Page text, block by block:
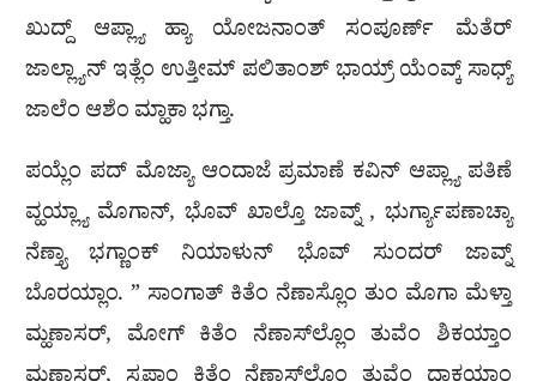
ಖುದ್ದ್ ಆಪ್ಲ್ಯಾ ಹ್ಯಾ ಯೋಜನಾಂತ್ ಸಂಪೂರ್ಣ್ ಮೆತೆರ್
ಜಾಲ್ಲ್ಯಾನ್ ಇತ್ಲೆಂ ಉತ್ತೀಮ್ ಪಲಿತಾಂಶ್ ಭಾಯ್ರ್ ಯೆಂವ್ಕ್ ಸಾಧ್ಯ್
ಜಾಲೆಂ ಆಶೆಂ ಮ್ಹಾಕಾ ಭಗ್ತಾ.
ಪಯ್ಲೆಂ ಪದ್ ಮೊಜ್ಯಾ ಆಂದಾಜೆ ಪ್ರಮಾಣೆ ಕವಿನ್ ಆಪ್ಲ್ಯಾ ಪತಿಣೆ
ವ್ಹಯ್ಲ್ಯಾ ಮೊಗಾನ್, ಭೊವ್ ಖಾಲ್ತೊ ಜಾವ್ನ್ , ಭುರ್ಗ್ಯಾಪಣಾಚ್ಯಾ
ನೆಣ್ತ್ಯಾ ಭಗ್ಣಾಂಕ್ ನಿಯಾಳುನ್ ಭೊವ್ ಸುಂದರ್ ಜಾವ್ನ್
ಬೊರಯ್ಲಾಂ. ” ಸಾಂಗಾತ್ ಕಿತೆಂ ನೆಣಾಸ್ಲೊಂ ತುಂ ಮೊಗಾ ಮೆಳ್ತಾ
ಮ್ಹಣಾಸರ್, ಮೋಗ್ ಕಿತೆಂ ನೆಣಾಸ್‍ಲ್ಲೊಂ ತುವೆಂ ಶಿಕಯ್ತಾಂ